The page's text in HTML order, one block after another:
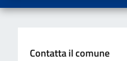
Contatta il comune